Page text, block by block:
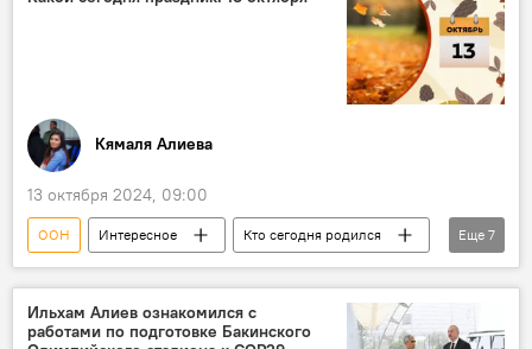
IDEA
Кямаля Алиева
13 октября 2024, 09:00
ООН Интересное
Кто сегодня родился
Какой сегодня праздник
Азербайджан
Стамбул
Маргарет Тэтчер
Еще 7
Ильхам Алиев ознакомился с
работами по подготовке Бакинского